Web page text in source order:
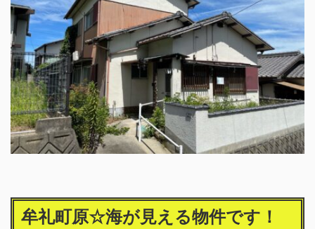
牟礼町原☆海が見える物件です！